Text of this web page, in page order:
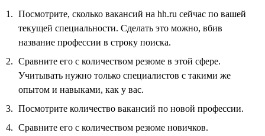
Посмотрите, сколько вакансий на hh.ru сейчас по вашей
текущей специальности. Сделать это можно, вбив
название профессии в строку поиска.
Сравните его с количеством резюме в этой сфере.
Учитывать нужно только специалистов с такими же
опытом и навыками, как у вас.
Посмотрите количество вакансий по новой профессии.
Сравните его с количеством резюме новичков.